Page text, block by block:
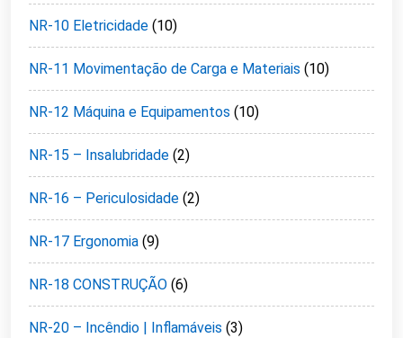
NR-10 Eletricidade (10)
NR-11 Movimentação de Carga e Materiais (10)
NR-12 Máquina e Equipamentos (10)
NR-15 – Insalubridade (2)
NR-16 – Periculosidade (2)
NR-17 Ergonomia (9)
NR-18 CONSTRUÇÃO (6)
NR-20 – Incêndio | Inflamáveis (3)